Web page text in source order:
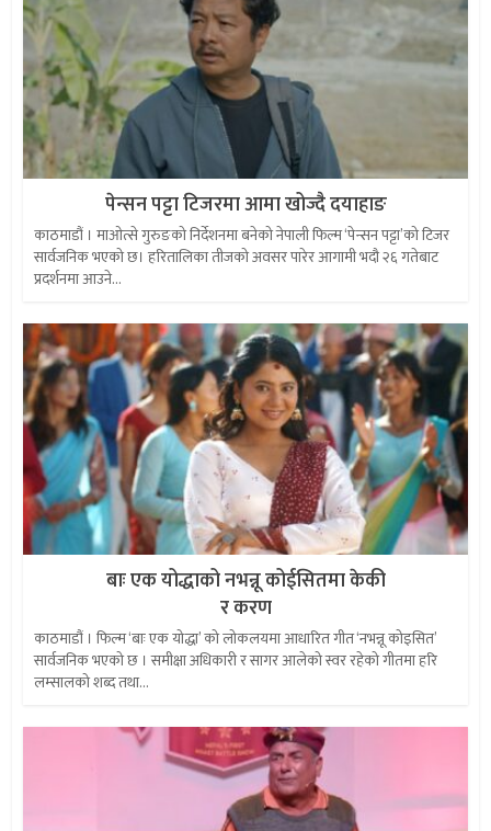
पेन्सन पट्टा टिजरमा आमा खोज्दै दयाहाङ
काठमाडौं । माओत्से गुरुङको निर्देशनमा बनेको नेपाली फिल्म ‘पेन्सन पट्टा’को टिजर
सार्वजनिक भएको छ। हरितालिका तीजको अवसर पारेर आगामी भदौ २६ गतेबाट
प्रदर्शनमा आउने...
बाः एक योद्धाको नभन्नू कोईसितमा केकी
र करण
काठमाडौं । फिल्म ‘बाः एक योद्धा’ को लोकलयमा आधारित गीत ‘नभन्नू कोइसित’
सार्वजनिक भएको छ । समीक्षा अधिकारी र सागर आलेको स्वर रहेको गीतमा हरि
लम्सालको शब्द तथा...